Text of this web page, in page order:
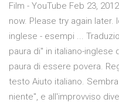
Film - YouTube Feb 23,
now. Please try again later.
inglese - esempi ...
paura di" in italiano-inglese
paura di essere povera.
testo Aiuto italiano.
niente", e all'improvviso